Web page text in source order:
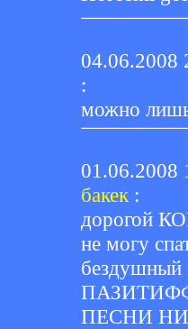
04.06.2008
:
можно лишь
01.06.2008
бакек :
дорогой
не могу
бездушный
ПЕСНИ